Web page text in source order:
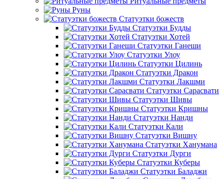
Руны
Статуэтки божеств
Статуэтки Будды
Статуэтки Хотей
Статуэтки Ганеши
Статуэтки Улоу
Статуэтки Цилинь
Статуэтки Дракон
Статуэтки Лакшми
Статуэтки Сарасвати
Статуэтки Шивы
Статуэтки Кришны
Статуэтки Нанди
Статуэтки Кали
Статуэтки Вишну
Статуэтки Ханумана
Статуэтки Дурги
Статуэтки Куберы
Статуэтки Баладжи